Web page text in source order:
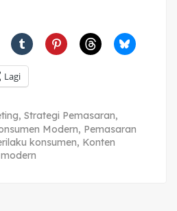
Lagi
, Strategi Pemasaran,
Modern, Pemasaran
konsumen, Konten